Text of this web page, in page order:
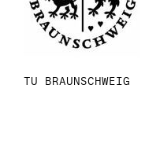
TU BRAUNSCHWEIG